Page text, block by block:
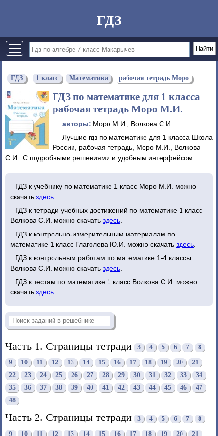
ГДЗ
ГДЗ 1 класс Математика рабочая тетрадь Моро
ГДЗ по математике для 1 класса
рабочая тетрадь Моро М.И.
авторы: Моро М.И., Волкова С.И..
Лучшие гдз по математике для 1 класса Школа
России, рабочая тетрадь, Моро М.И., Волкова
С.И.. С подробными решениями и удобным интерфейсом.
ГДЗ к учебнику по математике 1 класс Моро М.И. можно
скачать здесь.
ГДЗ к тетради учебных достижений по математике 1 класс
Волкова С.И. можно скачать здесь.
ГДЗ к контрольно-измерительным материалам по
математике 1 класс Глаголева Ю.И. можно скачать здесь.
ГДЗ к контрольным работам по математике 1-4 классы
Волкова С.И. можно скачать здесь.
ГДЗ к тестам по математике 1 класс Волкова С.И. можно
скачать здесь.
Часть 1. Страницы тетради 3 4 5 6 7 8
9 10 11 12 13 14 15 16 17 18 19 20
21
22
23 24 25 26 27 28 29 30 31 32 33
34
35
36 37 38 39 40 41 42 43 44 45 46
47
48
Часть 2. Страницы тетради 3 4 5 6 7 8
9 10 11 12 13 14 15 16 17 18 19 20 21